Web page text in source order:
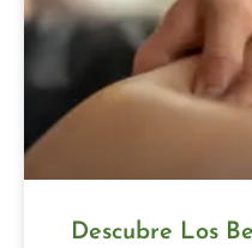
Descubre Los